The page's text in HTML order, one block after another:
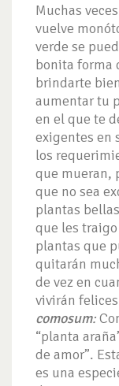
Muchas
vuelve
verde se
bonita forma
brindarte
aumentar tu
en el que te
exigentes en
los
que mueran,
que no sea
plantas
que les
plantas que
quitarán
de vez en
vivirán
comosum:
“planta
de amor”.
es una